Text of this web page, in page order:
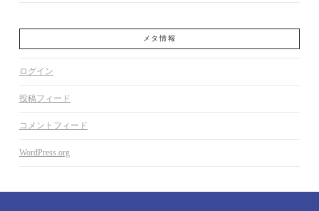
メタ情報
ログイン
投稿フィード
コメントフィード
WordPress.org